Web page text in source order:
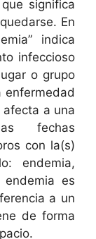
significa
En
indica
infeccioso
o grupo
enfermedad
afecta a una
fechas
con la(s)
endemia,
endemia es
a un
de forma